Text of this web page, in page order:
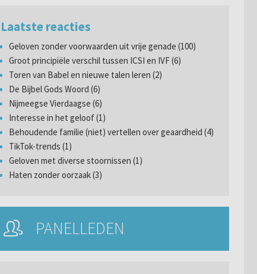
Laatste reacties
Geloven zonder voorwaarden uit vrije genade (100)
Groot principiële verschil tussen ICSI en IVF (6)
Toren van Babel en nieuwe talen leren (2)
De Bijbel Gods Woord (6)
Nijmeegse Vierdaagse (6)
Interesse in het geloof (1)
Behoudende familie (niet) vertellen over geaardheid (4)
TikTok-trends (1)
Geloven met diverse stoornissen (1)
Haten zonder oorzaak (3)
PANELLEDEN